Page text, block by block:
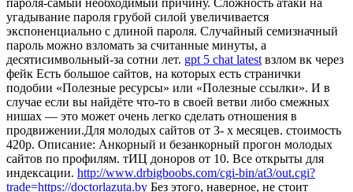
пароля-самый необходимый причину. Сложность атаки на
угадывание пароля грубой силой увеличивается
экспоненциально с длиной пароля. Случайный семизначный
пароль можно взломать за считанные минуты, а
десятисимвольный-за сотни лет. gpt 5 chat latest взлом вк через
фейк Есть большое сайтов, на которых есть странички
подобии «Полезные ресурсы» или «Полезные ссылки». И в
случае если вы найдёте что-то в своей ветви либо смежных
нишах — это может очень легко сделать отношения в
продвижении.Для молодых сайтов от 3- х месяцев. cтоимость
420р. Описание: Анкорный и безанкорный прогон молодых
сайтов по профилям. тИЦ доноров от 10. Все открыты для
индексации. http://www.drbigboobs.com/cgi-bin/at3/out.cgi?
trade=https://doctorlazuta.by Без этого, наверное, не стоит